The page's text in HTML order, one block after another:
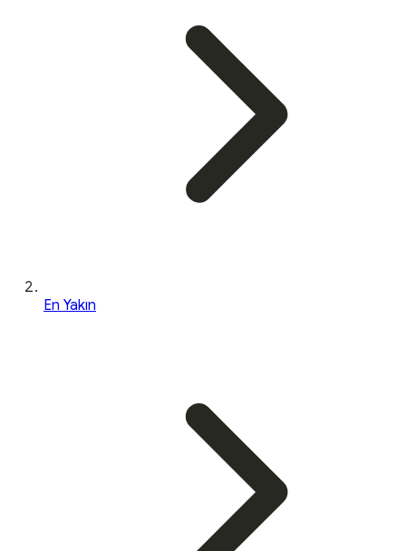
En Yakın